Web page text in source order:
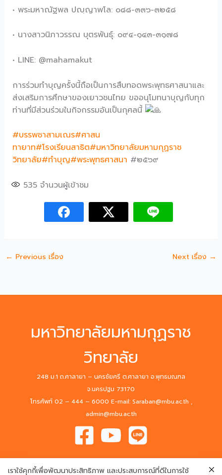
• พระมหาณัฐพล ปญฺญาพโล: ๐๘๘-๓๓๖-๓๒๕๘
• นางสาวนิภาวรรณ บุตรพันธุ์: ๐๙๔-๑๔๓-๓๑๗๘
• LINE: @mahamakut
การร่วมทำบุญครั้งนี้ถือเป็นการสืบทอดพระพุทธศาสนาและ
ส่งเสริมการศึกษาของเยาวชนไทย ขออนุโมทนาบุญกับทุก
ท่านที่มีส่วนร่วมในกิจกรรมอันเป็นกุศลนี้
#บรรพชาสามเณร#ศาสน
ทายาท#โรงเรียนสาธิต#มหาวิทยาลัยมหามกุฏราช
วิทยาลัย#ทำบุญ#พระพุทธศาสนา ​​​​​​​​​​​​​​​​ #๒๕๖๙
535จำนวนผู้เข้าชม
← Previous เรื่อง Next เรื่อง →
มหาวิทยาลัยมหามกุฏราช
วิทยาลัย
248 ม.1 ถ.ศาลายา – นครชัยศรี ต.ศาลายา อ.พุทธมณฑล
จ.นครปฐม 73170
โทรศัพท์ 02 – 444 – 6000 E-mail: Saraban@mbu.ac.th ,
admin@mbu.ac.th
เราใช้คุกกี้เพื่อพัฒนาประสิทธิภาพ และประสบการณ์ที่ดีในการใช้